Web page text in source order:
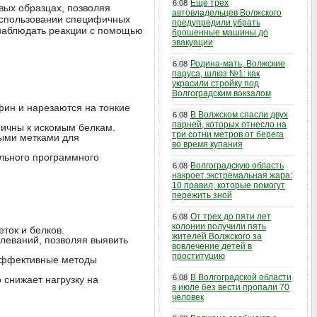
образцах, позволяя
специфичных
реакции с помощью
и нарезаются на тонкие
к искомым белкам.
метками для
программного
и белков.
позволяя выявить
методы
нагрузку на
6.08 Еще трех
автовладельцев Волжского
предупредили убрать
брошенные машины до
эвакуации
6.08 Родина-мать, Волжские
паруса, шлюз №1: как
украсили стройку под
Волгоградским вокзалом
6.08 В Волжском спасли двух
парней, которых отнесло на
три сотни метров от берега
во время купания
6.08 Волгоградскую область
накроет экстремальная жара:
10 правил, которые помогут
пережить зной
6.08 От трех до пяти лет
колонии получили пять
жителей Волжского за
вовлечение детей в
проституцию
6.08 В Волгоградской области
в июле без вести пропали 70
человек